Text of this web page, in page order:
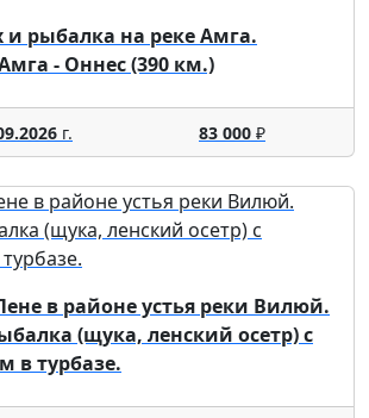
и рыбалка на реке Амга.
- Оннес (390 км.)
г. 83 000₽
в районе устья реки Вилюй.
(щука, ленский осетр) с
в турбазе.